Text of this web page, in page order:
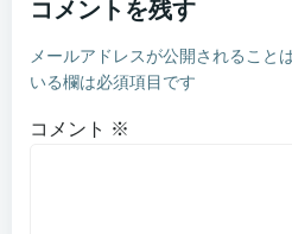
コメントを残す
メールアドレスが公開されること
いる欄は必須項目です
コメント ※